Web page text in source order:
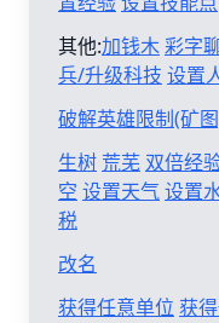
其他:加钱木彩字
兵/升级科技 设置
破解英雄限制(矿
生树 荒芜 双倍经
空 设置天气设置
税
改名
获得任意单位 获